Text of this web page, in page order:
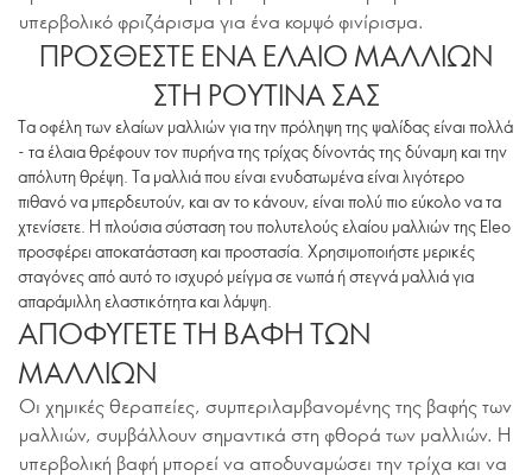
υπερβολικό φριζάρισμα για ένα κομψό φινίρισμα.
ΠΡΟΣΘΕΣΤΕ ΕΝΑ ΕΛΑΙΟ ΜΑΛΛΙΩΝ
ΣΤΗ ΡΟΥΤΙΝΑ ΣΑΣ
Τα οφέλη των ελαίων μαλλιών για την πρόληψη της ψαλίδας είναι πολλά
- τα έλαια θρέφουν τον πυρήνα της τρίχας δίνοντάς της δύναμη και την
απόλυτη θρέψη. Τα μαλλιά που είναι ενυδατωμένα είναι λιγότερο
πιθανό να μπερδευτούν, και αν το κάνουν, είναι πολύ πιο εύκολο να τα
χτενίσετε. Η πλούσια σύσταση του πολυτελούς ελαίου μαλλιών της Eleo
προσφέρει αποκατάσταση και προστασία. Χρησιμοποιήστε μερικές
σταγόνες από αυτό το ισχυρό μείγμα σε νωπά ή στεγνά μαλλιά για
απαράμιλλη ελαστικότητα και λάμψη.
ΑΠΟΦΥΓΕΤΕ ΤΗ ΒΑΦΗ ΤΩΝ
ΜΑΛΛΙΩΝ
Οι χημικές θεραπείες, συμπεριλαμβανομένης της βαφής των
μαλλιών, συμβάλλουν σημαντικά στη φθορά των μαλλιών. Η
υπερβολική βαφή μπορεί να αποδυναμώσει την τρίχα και να